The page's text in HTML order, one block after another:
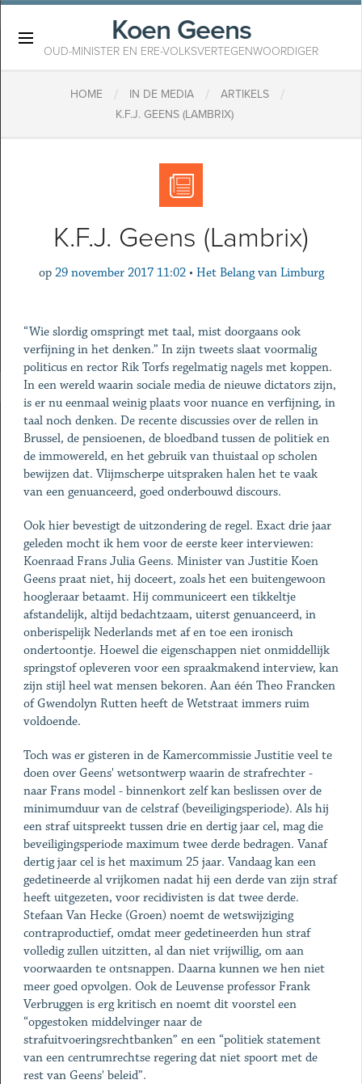
Koen Geens
OUD-MINISTER EN ERE-VOLKSVERTEGENWOORDIGER
HOME / IN DE MEDIA / ARTIKELS /
​K.F.J. GEENS (LAMBRIX)
​K.F.J. Geens (Lambrix)
op 29 november 2017 11:02 • Het Belang van Limburg
“Wie slordig omspringt met taal, mist doorgaans ook
verfijning in het denken.” In zijn tweets slaat voormalig
politicus en rector Rik Torfs regelmatig nagels met koppen.
In een wereld waarin sociale media de nieuwe dictators zijn,
is er nu eenmaal weinig plaats voor nuance en verfijning, in
taal noch denken. De recente discussies over de rellen in
Brussel, de pensioenen, de bloedband tussen de politiek en
de immowereld, en het gebruik van thuistaal op scholen
bewijzen dat. Vlijmscherpe uitspraken halen het te vaak
van een genuanceerd, goed onderbouwd discours.
Ook hier bevestigt de uitzondering de regel. Exact drie jaar
geleden mocht ik hem voor de eerste keer interviewen:
Koenraad Frans Julia Geens. Minister van Justitie Koen
Geens praat niet, hij doceert, zoals het een buitengewoon
hoogleraar betaamt. Hij communiceert een tikkeltje
afstandelijk, altijd bedachtzaam, uiterst genuanceerd, in
onberispelijk Nederlands met af en toe een ironisch
ondertoontje. Hoewel die eigenschappen niet onmiddellijk
springstof opleveren voor een spraakmakend interview, kan
zijn stijl heel wat mensen bekoren. Aan één Theo Francken
of Gwendolyn Rutten heeft de Wetstraat immers ruim
voldoende.
Toch was er gisteren in de Kamercommissie Justitie veel te
doen over Geens' wetsontwerp waarin de strafrechter -
naar Frans model - binnenkort zelf kan beslissen over de
minimumduur van de celstraf (beveiligingsperiode). Als hij
een straf uitspreekt tussen drie en dertig jaar cel, mag die
beveiligingsperiode maximum twee derde bedragen. Vanaf
dertig jaar cel is het maximum 25 jaar. Vandaag kan een
gedetineerde al vrijkomen nadat hij een derde van zijn straf
heeft uitgezeten, voor recidivisten is dat twee derde.
Stefaan Van Hecke (Groen) noemt de wetswijziging
contraproductief, omdat meer gedetineerden hun straf
volledig zullen uitzitten, al dan niet vrijwillig, om aan
voorwaarden te ontsnappen. Daarna kunnen we hen niet
meer goed opvolgen. Ook de Leuvense professor Frank
Verbruggen is erg kritisch en noemt dit voorstel een
“opgestoken middelvinger naar de
strafuitvoeringsrechtbanken” en een “politiek statement
van een centrumrechtse regering dat niet spoort met de
rest van Geens' beleid”.